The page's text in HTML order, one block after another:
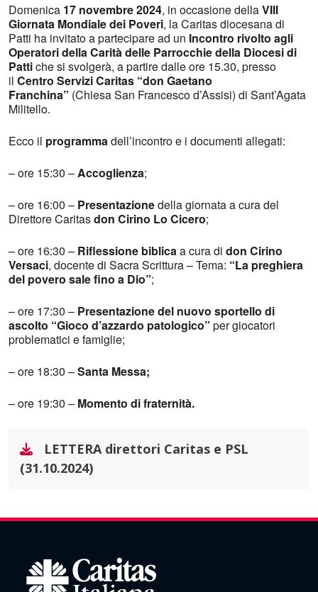
Domenica 17 novembre 2024, in occasione dellaVIII
Giornata Mondiale dei Poveri, la Caritas diocesana di
Patti ha invitato a partecipare ad un Incontro rivolto agli
Operatori della Carità delle Parrocchie della Diocesi di
Pattiche si svolgerà, a partire dalle ore 15.30, presso
il Centro Servizi Caritas “don Gaetano
Franchina” (Chiesa San Francesco d’Assisi) di Sant’Agata
Militello.
Ecco il programmadell’incontro e i documenti allegati:
– ore 15:30 –Accoglienza;
– ore 16:00 – Presentazionedella giornata a cura del
Direttore Caritasdon Cirino Lo Cicero;
– ore 16:30 – Riflessione biblicaa cura di don Cirino
Versaci, docente di Sacra Scrittura – Tema: “La preghiera
del povero sale fino a Dio”;
– ore 17:30 – Presentazione del nuovo sportello di
ascolto “Gioco d’azzardo patologico” per giocatori
problematici e famiglie;
– ore 18:30 –Santa Messa;
–ore 19:30 – Momento di fraternità.
LETTERA direttori Caritas e PSL
(31.10.2024)